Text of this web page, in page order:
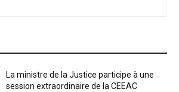
La ministre de la Justice participe à une
session extraordinaire de la CEEAC